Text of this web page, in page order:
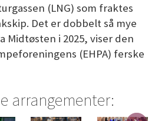
(LNG) som fraktes
Det er dobbelt så mye
Midtøsten i 2025, viser den
(EHPA) ferske
arrangementer: